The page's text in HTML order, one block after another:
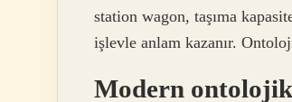
station wagon, taşıma
işlevle anlam kazanır.
Modern ontolojik